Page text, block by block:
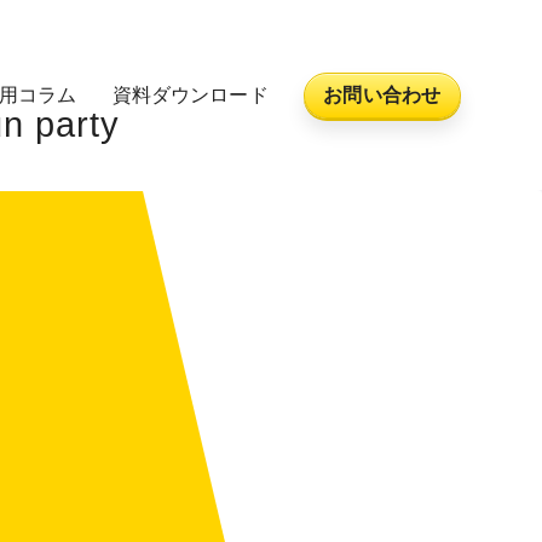
party
コラム 資料ダウンロード お問い合わせ